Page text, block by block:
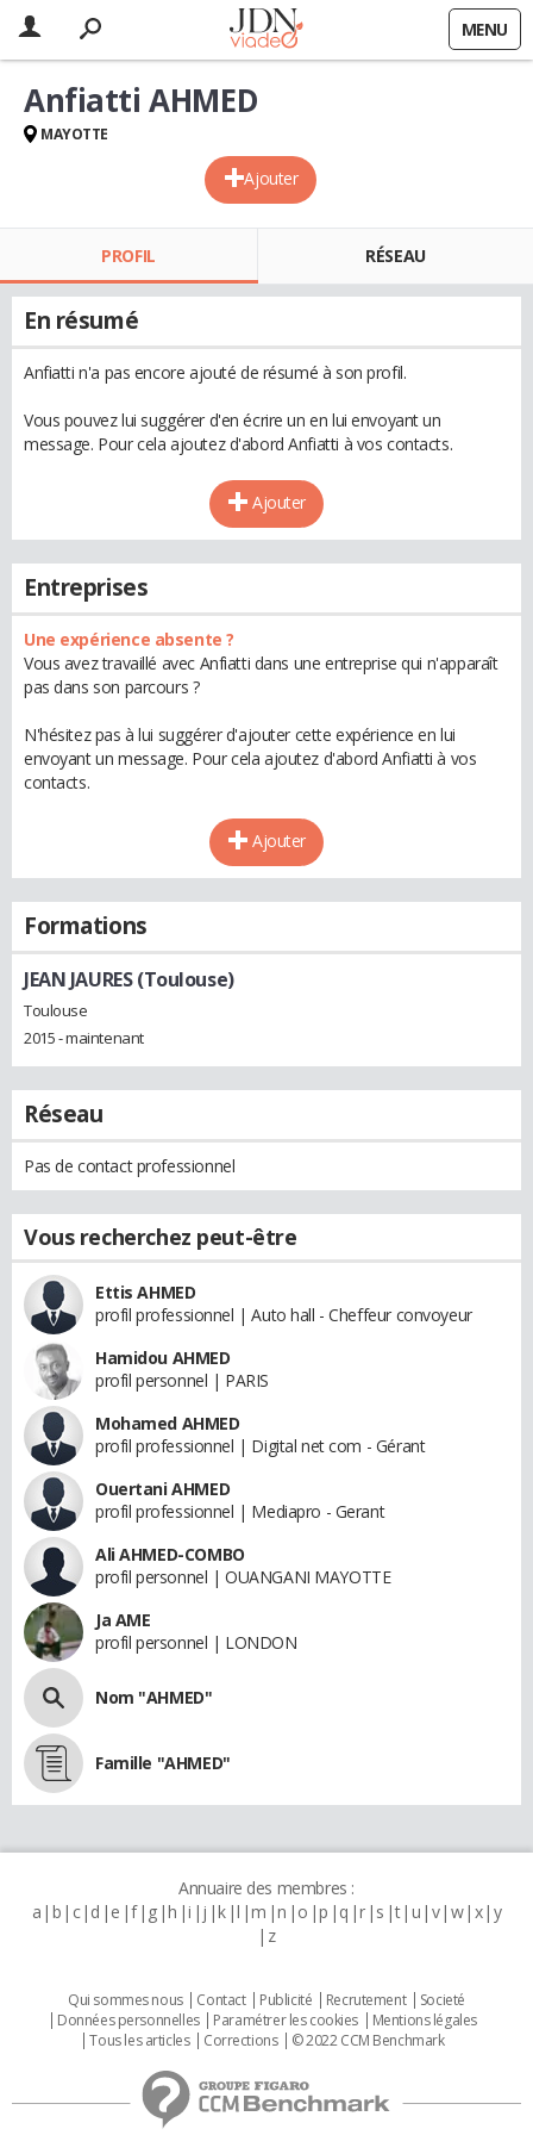
MENU
Ajouter
Anfiatti AHMED
MAYOTTE
PROFIL RÉSEAU
En résumé
Anfiatti n'a pas encore ajouté de résumé à son profil.
Vous pouvez lui suggérer d'en écrire un en lui envoyant un
message. Pour cela ajoutez d'abord Anfiatti à vos contacts.
Ajouter
Entreprises
Une expérience absente ?
Vous avez travaillé avec Anfiatti dans une entreprise qui n'apparaît
pas dans son parcours ?
N'hésitez pas à lui suggérer d'ajouter cette expérience en lui
envoyant un message. Pour cela ajoutez d'abord Anfiatti à vos
contacts.
Ajouter
Formations
JEAN JAURES (Toulouse)
Toulouse
2015 - maintenant
Réseau
Pas de contact professionnel
Vous recherchez peut-être
Ettis AHMED
profil professionnel | Auto hall - Cheffeur convoyeur
Hamidou AHMED
profil personnel | PARIS
Mohamed AHMED
profil professionnel | Digital net com - Gérant
Ouertani AHMED
profil professionnel | Mediapro - Gerant
Ali AHMED-COMBO
profil personnel | OUANGANI MAYOTTE
Ja AME
profil personnel | LONDON
Nom "AHMED"
Famille "AHMED"
Annuaire des membres :
a b c d e f g h i j k l m n o p q r s t u v w x y
z
Qui sommes nous Contact Publicité Recrutement
Societé
Données personnelles
Paramétrer les cookies
Mentions légales
Tous les articles
Corrections © 2022 CCM Benchmark